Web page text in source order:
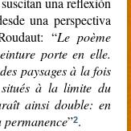
una perspectiva
“Le poème
porte en elle.
paysages à la fois
à la limite du
ainsi double: en
permanence”2.